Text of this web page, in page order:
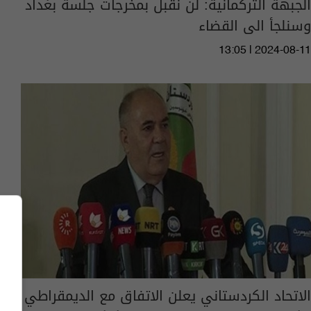
وسنلجأ الى القضاء
13:05 | 2024-08-11
الاتحاد الكردستاني يعلن الاتفاق مع الديمقراطي